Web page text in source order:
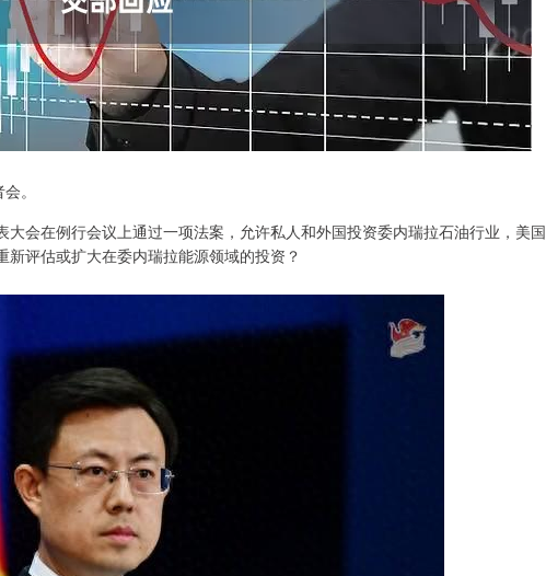
。
会在例行会议上通过一项法案，允许私人和外国投资委内瑞拉石油行业，美国
评估或扩大在委内瑞拉能源领域的投资？